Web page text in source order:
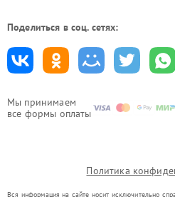
Мы принимаем
все формы оплаты
Поделиться в соц. сетях:
Политика
Вся информация на сайте носит исключительно